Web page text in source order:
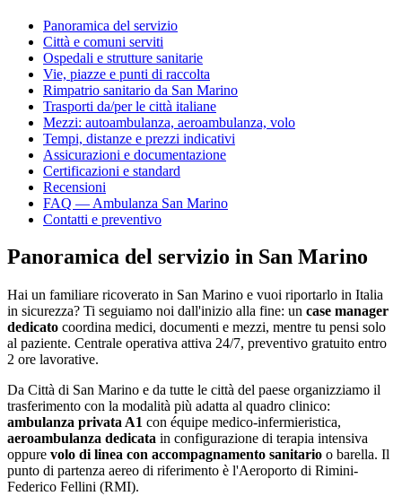
Panoramica del servizio
Città e comuni serviti
Ospedali e strutture sanitarie
Vie, piazze e punti di raccolta
Rimpatrio sanitario da San Marino
Trasporti da/per le città italiane
Mezzi: autoambulanza, aeroambulanza, volo
Tempi, distanze e prezzi indicativi
Assicurazioni e documentazione
Certificazioni e standard
Recensioni
FAQ — Ambulanza San Marino
Contatti e preventivo
Panoramica del servizio in San Marino
Hai un familiare ricoverato in San Marino e vuoi riportarlo in Italia
in sicurezza? Ti seguiamo noi dall'inizio alla fine: un case manager
dedicato coordina medici, documenti e mezzi, mentre tu pensi solo
al paziente. Centrale operativa attiva 24/7, preventivo gratuito entro
2 ore lavorative.
Da Città di San Marino e da tutte le città del paese organizziamo il
trasferimento con la modalità più adatta al quadro clinico:
ambulanza privata A1 con équipe medico-infermieristica,
aeroambulanza dedicata in configurazione di terapia intensiva
oppure volo di linea con accompagnamento sanitario o barella. Il
punto di partenza aereo di riferimento è l'Aeroporto di Rimini-
Federico Fellini (RMI).